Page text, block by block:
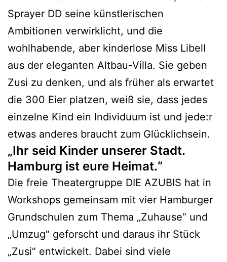
Sprayer DD seine künstlerischen
Ambitionen verwirklicht, und die
wohlhabende, aber kinderlose Miss Libell
aus der eleganten Altbau-Villa. Sie geben
Zusi zu denken, und als früher als erwartet
die 300 Eier platzen, weiß sie, dass jedes
einzelne Kind ein Individuum ist und jede:r
etwas anderes braucht zum Glücklichsein.
„Ihr seid Kinder unserer Stadt.
Hamburg ist eure Heimat.“
Die freie Theatergruppe DIE AZUBIS hat in
Workshops gemeinsam mit vier Hamburger
Grundschulen zum Thema „Zuhause“ und
„Umzug“ geforscht und daraus ihr Stück
„Zusi“ entwickelt. Dabei sind viele